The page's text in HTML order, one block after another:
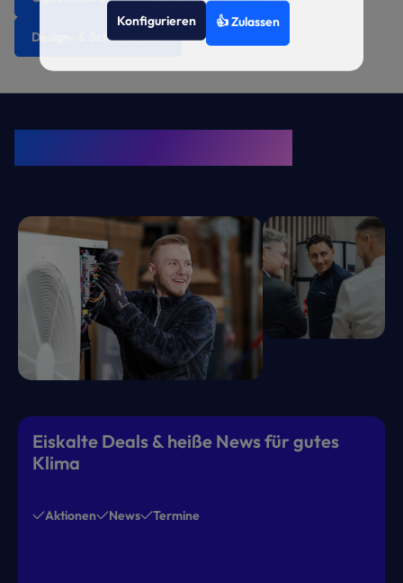
Design- & Schallhauben
Eiskalte Deals & heiße News für gutes
Klima
Aktionen News Termine
Konfigurieren 👍 Zulassen